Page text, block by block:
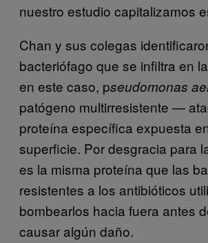
nuestro estudio capitalizamos
Chan y sus colegas
bacteriófago que se infiltra en
en este caso, pseudomonas
patógeno multirresistente —
proteína específica expuesta
superficie. Por desgracia para
es la misma proteína que las
resistentes a los antibióticos
bombearlos hacia fuera antes
causar algún daño.